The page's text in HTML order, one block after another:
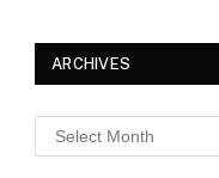
ARCHIVES
Archives